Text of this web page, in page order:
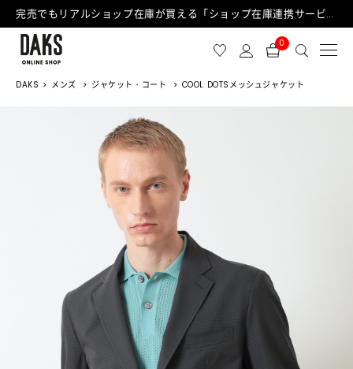
完売でもリアルショップ在庫が買える「ショップ在庫連携サービス」が日中もご利用可能になりました！
0
DAKS メンズ ジャケット・コート COOL DOTSメッシュジャケット